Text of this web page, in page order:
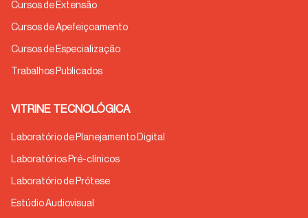
Cursos de Extensão
Cursos de Apefeiçoamento
Cursos de Especialização
Trabalhos Publicados
VITRINE TECNOLÓGICA
Laboratório de Planejamento Digital
Laboratórios Pré-clínicos
Laboratório de Prótese
Estúdio Audiovisual